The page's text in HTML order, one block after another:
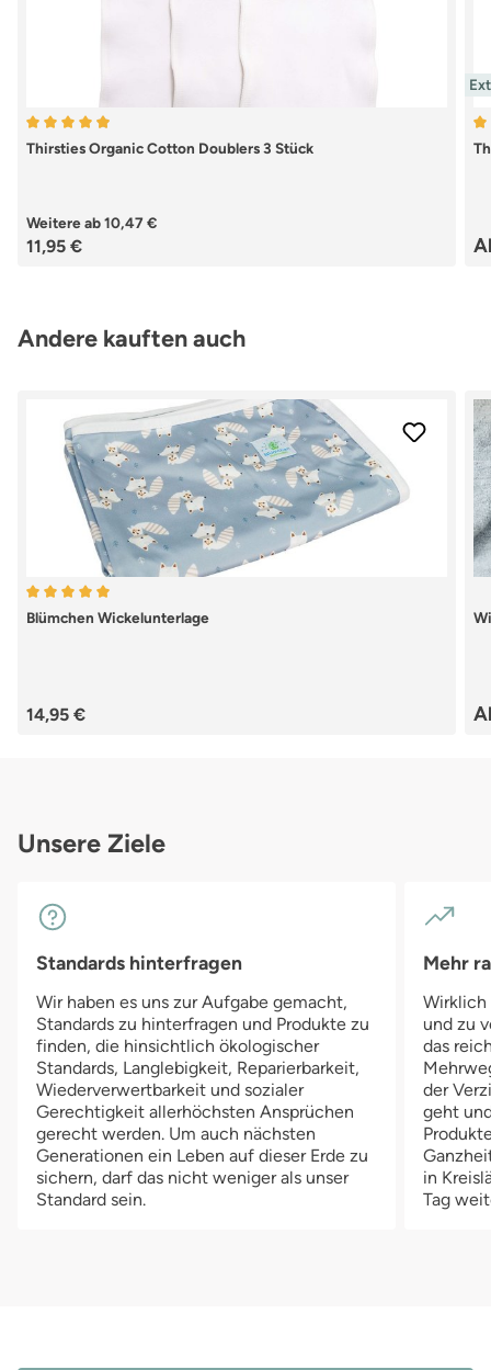
Durchschnittliche Bewertung von 4.91 von 5 Sternen
Thirsties Organic Cotton Doublers 3 Stück
Weitere ab10,47 €
Regulärer Preis:
11,95 €
Produktgalerie überspringen
Andere kauften auch
Durchschnittliche Bewertung von 5 von 5 Sternen
Blümchen Wickelunterlage
Regulärer Preis:
14,95 €
Unsere Ziele
Standards hinterfragen
Wir haben es uns zur Aufgabe gemacht,
Standards zu hinterfragen und Produkte zu
finden, die hinsichtlich ökologischer
Standards, Langlebigkeit, Reparierbarkeit,
Wiederverwertbarkeit und sozialer
Gerechtigkeit allerhöchsten Ansprüchen
gerecht werden. Um auch nächsten
Generationen ein Leben auf dieser Erde zu
sichern, darf das nicht weniger als unser
Standard sein.
Mehr
Wirklich
und zu
das
der
geht
in
Tag